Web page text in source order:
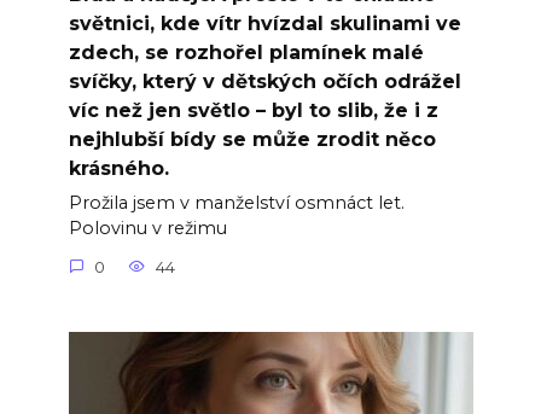
světnici, kde vítr hvízdal skulinami ve
zdech, se rozhořel plamínek malé
svíčky, který v dětských očích odrážel
víc než jen světlo – byl to slib, že i z
nejhlubší bídy se může zrodit něco
krásného.
Prožila jsem v manželství osmnáct let.
Polovinu v režimu
0 44